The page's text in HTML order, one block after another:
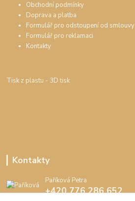
Obchodní podmínky
Doprava a platba
Formulář pro odstoupení od smlouvy
Formulář pro reklamaci
Kontakty
Tisk z plastu - 3D tisk
Kontakty
Paříková Petra
+420 776 286 652